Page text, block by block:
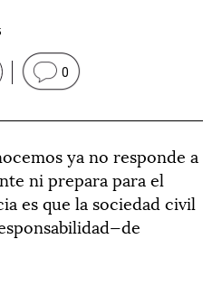
0
ya no responde a
ni prepara para el
es que la sociedad civil